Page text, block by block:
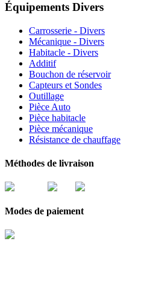
Équipements Divers
Carrosserie - Divers
Mécanique - Divers
Habitacle - Divers
Additif
Bouchon de réservoir
Capteurs et Sondes
Outillage
Pièce Auto
Pièce habitacle
Pièce mécanique
Résistance de chauffage
Méthodes de livraison
Modes de paiement